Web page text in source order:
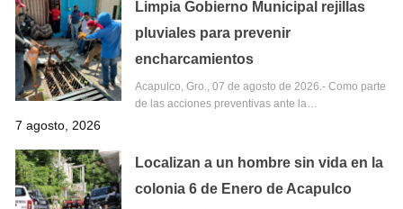
Limpia Gobierno Municipal rejillas
pluviales para prevenir
encharcamientos
Acapulco, Gro., 07 de agosto de 2026.- Como parte
de las acciones preventivas ante la…
7 agosto, 2026
Localizan a un hombre sin vida en la
colonia 6 de Enero de Acapulco